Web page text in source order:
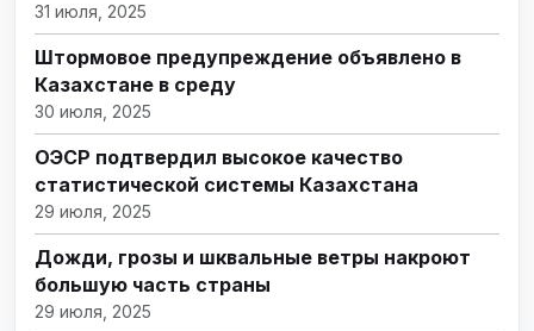
31 июля, 2025
Штормовое предупреждение объявлено в
Казахстане в среду
30 июля, 2025
ОЭСР подтвердил высокое качество
статистической системы Казахстана
29 июля, 2025
Дожди, грозы и шквальные ветры накроют
большую часть страны
29 июля, 2025